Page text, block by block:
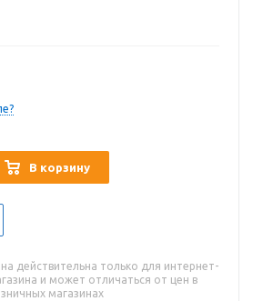
В корзину
действительна только для интернет-
и может отличаться от цен в
магазинах